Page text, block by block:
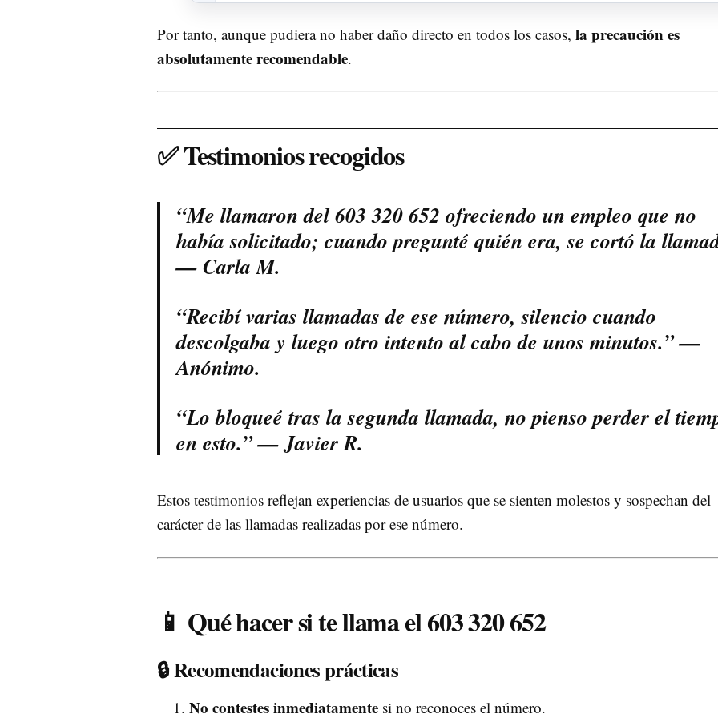
Por tanto, aunque pudiera no haber daño directo en todos los casos, la precaución es
absolutamente recomendable.
✅ Testimonios recogidos
“Me llamaron del 603 320 652 ofreciendo un empleo que no
había solicitado; cuando pregunté quién era, se cortó la
— Carla M.
“Recibí varias llamadas de ese número, silencio cuando
descolgaba y luego otro intento al cabo de unos minutos.” —
Anónimo.
“Lo bloqueé tras la segunda llamada, no pienso perder el
en esto.” — Javier R.
Estos testimonios reflejan experiencias de usuarios que se sienten molestos y sospechan del
carácter de las llamadas realizadas por ese número.
📱 Qué hacer si te llama el 603 320 652
🔒 Recomendaciones prácticas
No contestes inmediatamente si no reconoces el número.